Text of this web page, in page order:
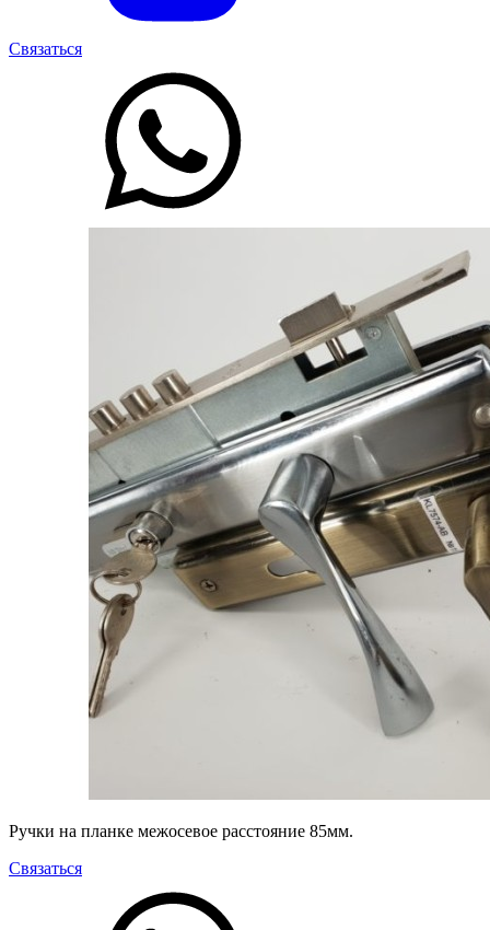
Связаться
Ручки на планке межосевое расстояние 85мм.
Связаться